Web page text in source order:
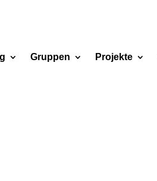
Gruppen Projekte